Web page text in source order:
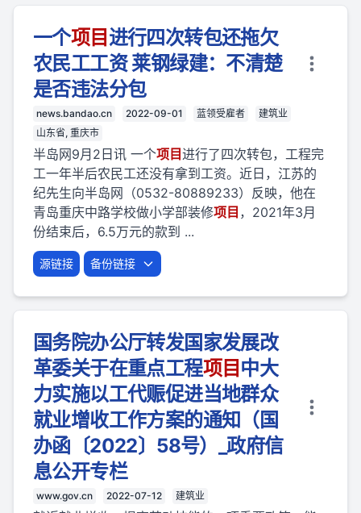
一个项目 进行四次转包还拖欠
农民工工资 莱钢绿建：不清楚
是否违法分包
news.bandao.cn 2022-09-01 蓝领受雇者
建筑业
山东省, 重庆市
半岛网9月2日讯 一个项目进行了四次转包，工程完
工一年半后农民工还没有拿到工资。近日，江苏的
纪先生向半岛网（0532-80889233）反映，他在
青岛重庆中路学校做小学部装修项目 ，2021年3月
份结束后，6.5万元的款到 ...
源链接 备份链接
国务院办公厅转发国家发展改
革委关于在重点工程项目 中大
力实施以工代赈促进当地群众
就业增收工作方案的通知（国
办函〔2022〕58号）_政府信
息公开专栏
www.gov.cn 2022-07-12 建筑业